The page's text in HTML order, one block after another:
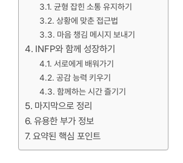
균형 잡힌 소통 유지하기
상황에 맞춘 접근법
마음 챙김 메시지 보내기
INFP와 함께 성장하기
서로에게 배워가기
공감 능력 키우기
함께하는 시간 즐기기
마지막으로 정리
유용한 부가 정보
요약된 핵심 포인트